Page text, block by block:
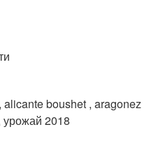
boushet , aragonez
урожай 2018